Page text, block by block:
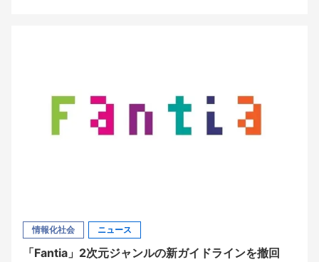
情報化社会 ニュース
「Fantia」2次元ジャンルの新ガイドラインを撤回